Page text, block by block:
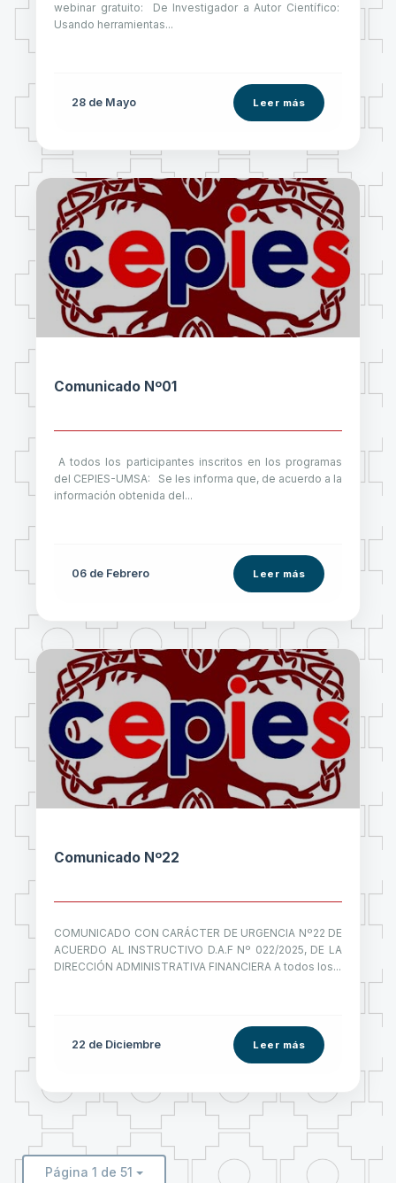
webinar gratuito: De Investigador a Autor Científico:
Usando herramientas...
28 de Mayo Leer más
Comunicado Nº01
A todos los participantes inscritos en los programas
del CEPIES-UMSA: Se les informa que, de acuerdo a la
información obtenida del...
06 de Febrero Leer más
Comunicado Nº22
COMUNICADO CON CARÁCTER DE URGENCIA Nº22 DE
ACUERDO AL INSTRUCTIVO D.A.F Nº 022/2025, DE LA
DIRECCIÓN ADMINISTRATIVA FINANCIERA A todos los...
22 de Diciembre Leer más
Página 1 de 51